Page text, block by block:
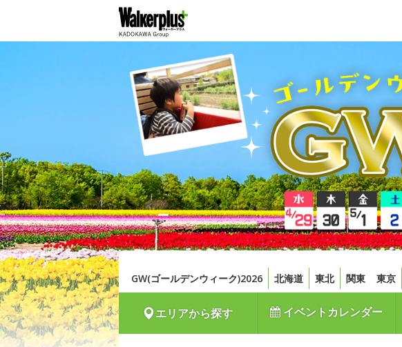
GW(ゴールデンウィーク)2026 北海道 東北 関東 東京
エリアから探す イベントカレンダー